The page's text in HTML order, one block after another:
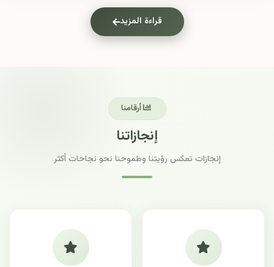
قراءة المزيد
أرقامنا
إنجازاتنا
إنجازات تعكس رؤيتنا وطموحنا نحو نجاحات أكثر